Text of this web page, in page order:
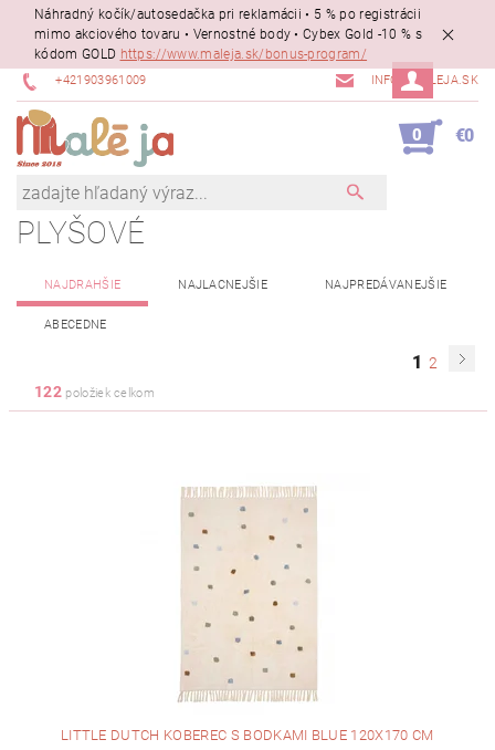
Náhradný kočík/autosedačka pri reklamácii • 5 % po registrácii
mimo akciového tovaru • Vernostné body • Cybex Gold -10 % s
kódom GOLD https://www.maleja.sk/bonus-program/
+421903961009 INFO@MALEJA.SK
0 €0
PLYŠOVÉ
NAJDRAHŠIE NAJLACNEJŠIE NAJPREDÁVANEJŠIE
ABECEDNE
1 2
122položiek celkom
LITTLE DUTCH KOBEREC S BODKAMI BLUE 120X170 CM